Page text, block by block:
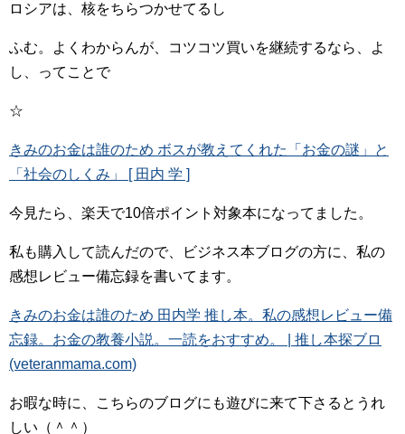
ロシアは、核をちらつかせてるし
ふむ。よくわからんが、コツコツ買いを継続するなら、よ
し、ってことで
☆
きみのお金は誰のため ボスが教えてくれた「お金の謎」と
「社会のしくみ」 [ 田内 学 ]
今見たら、楽天で10倍ポイント対象本になってました。
私も購入して読んだので、ビジネス本ブログの方に、私の
感想レビュー備忘録を書いてます。
きみのお金は誰のため 田内学 推し本。私の感想レビュー備
忘録。お金の教養小説。一読をおすすめ。 | 推し本探ブロ
(veteranmama.com)
お暇な時に、こちらのブログにも遊びに来て下さるとうれ
しい（＾＾）